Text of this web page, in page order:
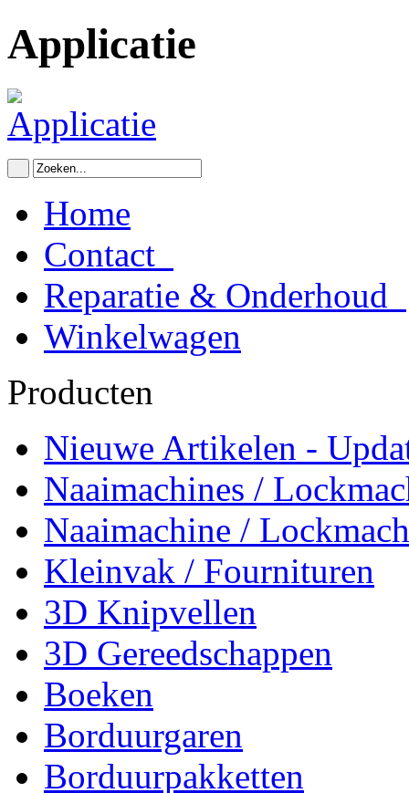
Applicatie
Home
Contact
Reparatie & Onderhoud
Winkelwagen
Producten
Nieuwe Artikelen -
Naaimachines /
Naaimachine /
Kleinvak / Fournituren
3D Knipvellen
3D Gereedschappen
Boeken
Borduurgaren
Borduurpakketten